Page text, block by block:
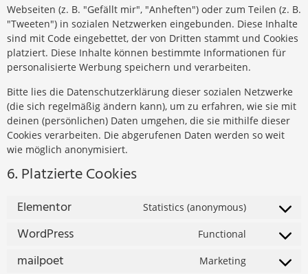
Webseiten (z. B. "Gefällt mir", "Anheften") oder zum Teilen (z. B.
"Tweeten") in sozialen Netzwerken eingebunden. Diese Inhalte
sind mit Code eingebettet, der von Dritten stammt und Cookies
platziert. Diese Inhalte können bestimmte Informationen für
personalisierte Werbung speichern und verarbeiten.
Bitte lies die Datenschutzerklärung dieser sozialen Netzwerke
(die sich regelmäßig ändern kann), um zu erfahren, wie sie mit
deinen (persönlichen) Daten umgehen, die sie mithilfe dieser
Cookies verarbeiten. Die abgerufenen Daten werden so weit
wie möglich anonymisiert.
6. Platzierte Cookies
Elementor Statistics (anonymous)
WordPress Functional
mailpoet Marketing